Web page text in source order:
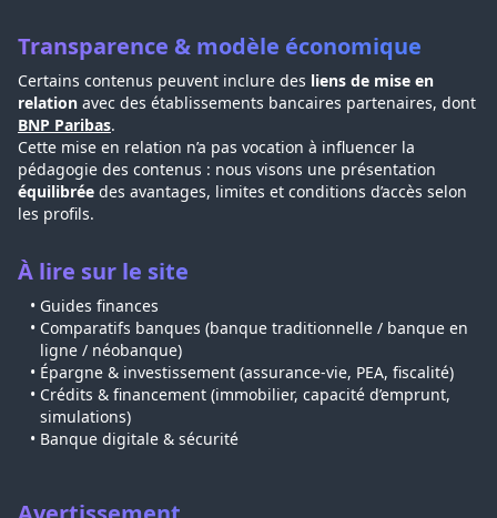
Transparence & modèle économique
Certains contenus peuvent inclure des liens de mise en
relation avec des établissements bancaires partenaires, dont
BNP Paribas.
Cette mise en relation n’a pas vocation à influencer la
pédagogie des contenus : nous visons une présentation
équilibrée des avantages, limites et conditions d’accès selon
les profils.
À lire sur le site
Guides finances
Comparatifs banques (banque traditionnelle / banque en
ligne / néobanque)
Épargne & investissement (assurance-vie, PEA, fiscalité)
Crédits & financement (immobilier, capacité d’emprunt,
simulations)
Banque digitale & sécurité